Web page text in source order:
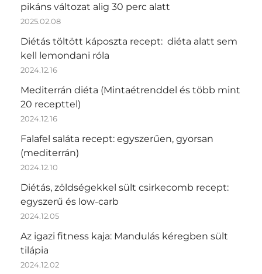
pikáns változat alig 30 perc alatt
2025.02.08
Diétás töltött káposzta recept: diéta alatt sem
kell lemondani róla
2024.12.16
Mediterrán diéta (Mintaétrenddel és több mint
20 recepttel)
2024.12.16
Falafel saláta recept: egyszerűen, gyorsan
(mediterrán)
2024.12.10
Diétás, zöldségekkel sült csirkecomb recept:
egyszerű és low-carb
2024.12.05
Az igazi fitness kaja: Mandulás kéregben sült
tilápia
2024.12.02